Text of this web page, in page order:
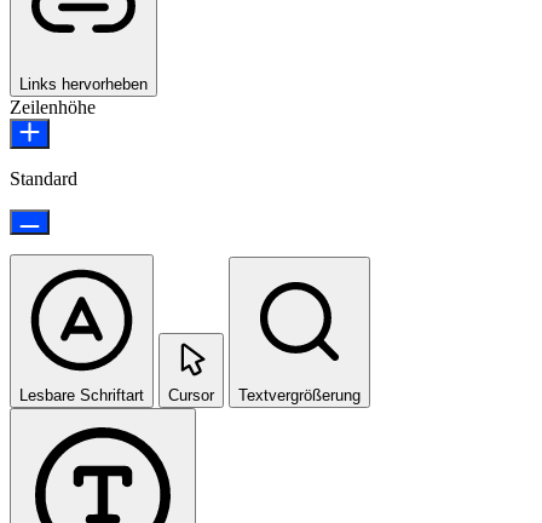
Links hervorheben
Zeilenhöhe
Standard
Lesbare Schriftart Cursor Textvergrößerung